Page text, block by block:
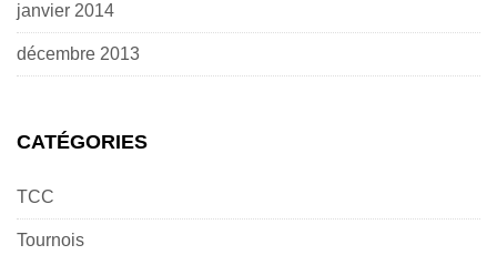
janvier 2014
décembre 2013
CATÉGORIES
TCC
Tournois